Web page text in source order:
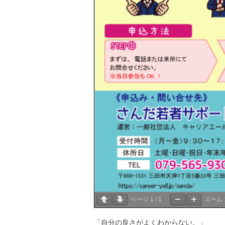
ページ 1 / 1 ズーム
「自分の良さがよくわからない。」